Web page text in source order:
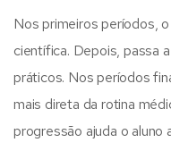
Nos primeiros períodos,
científica. Depois, passa
práticos. Nos períodos
mais direta da rotina
progressão ajuda o